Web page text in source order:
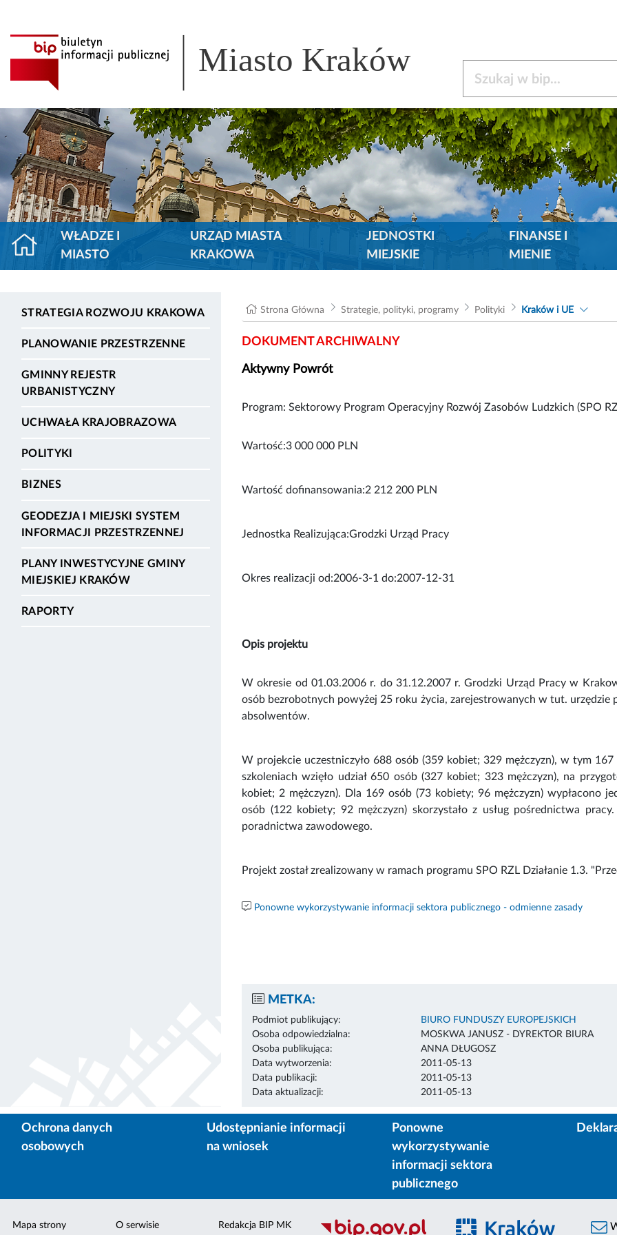
Miasto Kraków
WŁADZE I
MIASTO
URZĄD MIASTA
KRAKOWA
JEDNOSTKI
MIEJSKIE
FINANSE I
MIENIE
STRATEGIA ROZWOJU KRAKOWA
PLANOWANIE PRZESTRZENNE
GMINNY REJESTR
URBANISTYCZNY
UCHWAŁA KRAJOBRAZOWA
POLITYKI
BIZNES
GEODEZJA I MIEJSKI SYSTEM
INFORMACJI PRZESTRZENNEJ
PLANY INWESTYCYJNE GMINY
MIEJSKIEJ KRAKÓW
RAPORTY
Strona Główna Strategie, polityki, programy Polityki Kraków i UE
DOKUMENT ARCHIWALNY
Aktywny Powrót
Program: Sektorowy Program Operacyjny Rozwój Zasobów Ludzkich (SPO
Wartość:3 000 000 PLN
Wartość dofinansowania:2 212 200 PLN
Jednostka Realizująca:Grodzki Urząd Pracy
Okres realizacji od:2006-3-1 do:2007-12-31
Opis projektu
W okresie od 01.03.2006 r. do 31.12.2007 r. Grodzki Urząd Pracy w
osób bezrobotnych powyżej 25 roku życia, zarejestrowanych w tut. urzędzie
absolwentów.
W projekcie uczestniczyło 688 osób (359 kobiet; 329 mężczyzn), w tym
szkoleniach wzięło udział 650 osób (327 kobiet; 323 mężczyzn), na
kobiet; 2 mężczyzn). Dla 169 osób (73 kobiety; 96 mężczyzn) wypłacono
osób (122 kobiety; 92 mężczyzn) skorzystało z usług pośrednictwa
poradnictwa zawodowego.
Projekt został zrealizowany w ramach programu SPO RZL Działanie 1.3.
Ponowne wykorzystywanie informacji sektora publicznego - odmienne zasady
METKA:
Podmiot publikujący:
BIURO FUNDUSZY EUROPEJSKICH
Osoba odpowiedzialna:
MOSKWA JANUSZ - DYREKTOR BIURA
Osoba publikująca:
ANNA DŁUGOSZ
Data wytworzenia:
2011-05-13
Data publikacji:
2011-05-13
Data aktualizacji:
2011-05-13
Ochrona danych
osobowych
Udostępnianie informacji
na wniosek
Ponowne
wykorzystywanie
informacji sektora
publicznego
Mapa strony O serwisie Redakcja BIP MK